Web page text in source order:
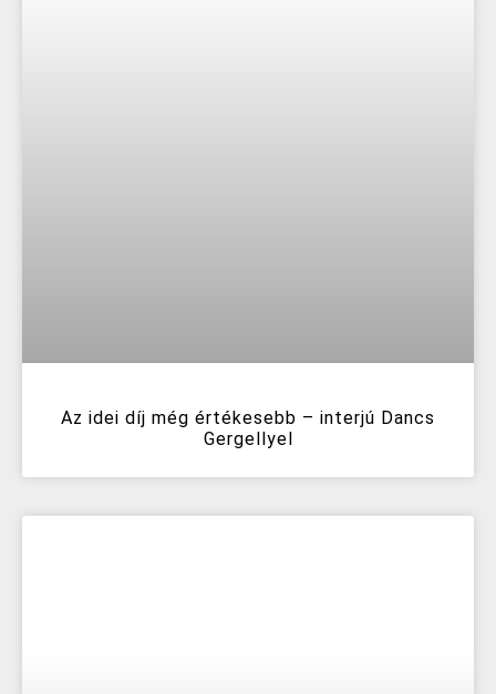
Az idei díj még értékesebb – interjú Dancs
Gergellyel